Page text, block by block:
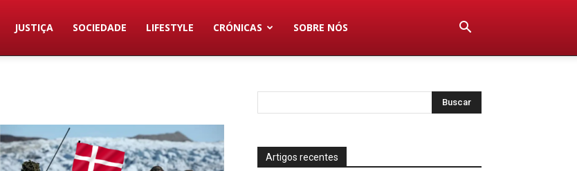
JUSTIÇA SOCIEDADE LIFESTYLE CRÓNICAS SOBRE NÓS
Artigos recentes